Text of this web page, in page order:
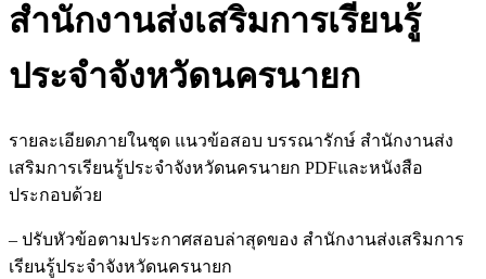
สำนักงานส่งเสริมการเรียนรู้
ประจำจังหวัดนครนายก
รายละเอียดภายในชุด แนวข้อสอบ บรรณารักษ์ สำนักงานส่ง
เสริมการเรียนรู้ประจำจังหวัดนครนายก PDFและหนังสือ
ประกอบด้วย
– ปรับหัวข้อตามประกาศสอบล่าสุดของ สำนักงานส่งเสริมการ
เรียนรู้ประจำจังหวัดนครนายก